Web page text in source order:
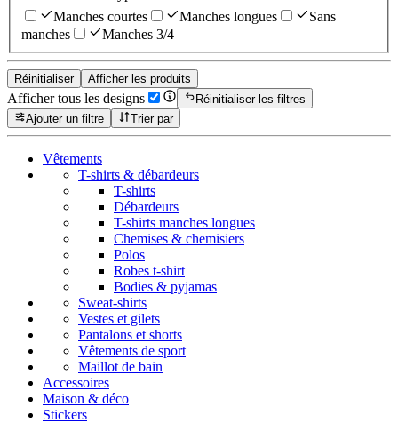
Manches courtes
Manches longues
Sans
manches
Manches 3/4
Réinitialiser Afficher les produits
Afficher tous les designs
Réinitialiser les filtres
Ajouter un filtre
Trier par
Vêtements
T-shirts & débardeurs
T-shirts
Débardeurs
T-shirts manches longues
Chemises & chemisiers
Polos
Robes t-shirt
Bodies & pyjamas
Sweat-shirts
Vestes et gilets
Pantalons et shorts
Vêtements de sport
Maillot de bain
Accessoires
Maison & déco
Stickers